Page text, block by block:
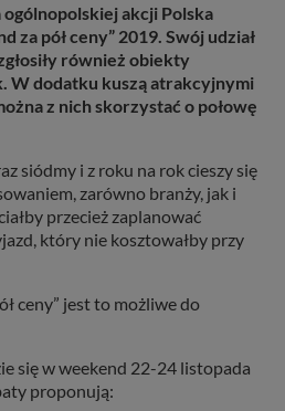
akcji Polska
za pół ceny” 2019. Swój udział
również obiekty
W dodatku kuszą atrakcyjnymi
z nich skorzystać o połowę
siódmy i z roku na rok cieszy się
zarówno branży, jak i
przecież zaplanować
który nie kosztowałby przy
ceny” jest to możliwe do
się w weekend 22-24 listopada
proponują: